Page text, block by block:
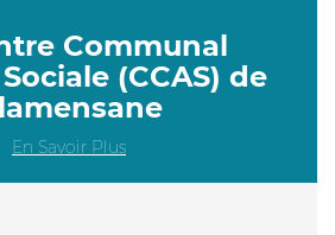
Communal
(CCAS) de
En Savoir Plus